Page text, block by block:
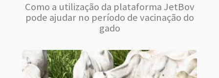
Como a utilização da plataforma JetBov
pode ajudar no período de vacinação do
gado